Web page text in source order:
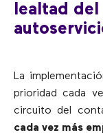
lealtad
La
prioridad cada
circuito del
cada vez más